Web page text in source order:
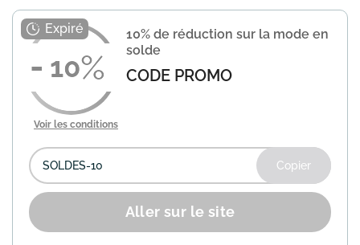
code BAIN-79, bénéficiez de 15% de
réduction immédiate sur une sélection
de maillots de bains...En savoir plus
10
10% de réduction sur la mode en
solde
CODE PROMO
Voir les conditions
Copier
Aller sur le site